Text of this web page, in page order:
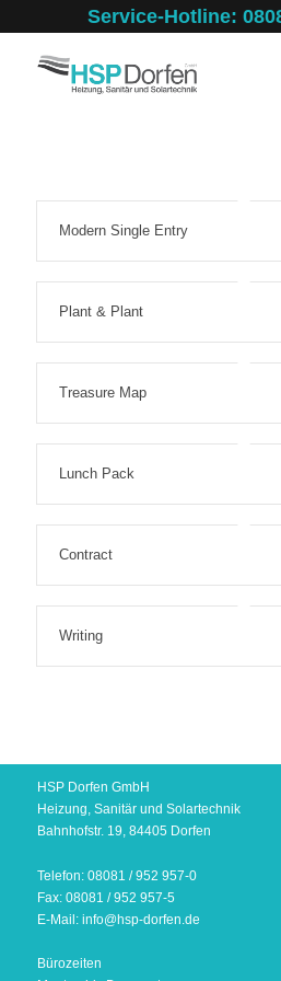
Service-Hotline:
Modern Single Entry
Plant & Plant
Treasure Map
Lunch Pack
Contract
Writing
HSP Dorfen GmbH
Heizung, Sanitär und Solartechnik
Bahnhofstr. 19, 84405 Dorfen
Telefon: 08081 / 952 957-0
Fax: 08081 / 952 957-5
E-Mail: info@hsp-dorfen.de
Bürozeiten